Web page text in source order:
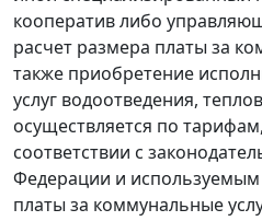
кооператив либо
расчет размера платы за
также приобретение
услуг водоотведения,
осуществляется по
соответствии с
Федерации и используемым
платы за коммунальные